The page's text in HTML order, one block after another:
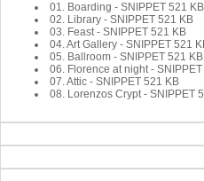
01. Boarding - SNIPPET 521 KB
02. Library - SNIPPET 521 KB
03. Feast - SNIPPET 521 KB
04. Art Gallery - SNIPPET 521
05. Ballroom - SNIPPET 521 KB
06. Florence at night - SNIPPET
07. Attic - SNIPPET 521 KB
08. Lorenzos Crypt - SNIPPET